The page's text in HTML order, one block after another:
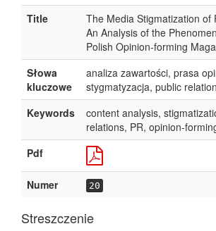
Title
The Media Stigmatization of
An Analysis of the
Polish Opinion-forming
Słowa
kluczowe
analiza zawartości, prasa
stygmatyzacja, public
Keywords
content analysis,
relations, PR, opinion-
Pdf
Numer 20
Streszczenie